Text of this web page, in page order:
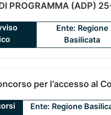
PROGRAMMA (ADP)
Ente: Regione
Basilicata
per l’accesso al
Ente: Regione